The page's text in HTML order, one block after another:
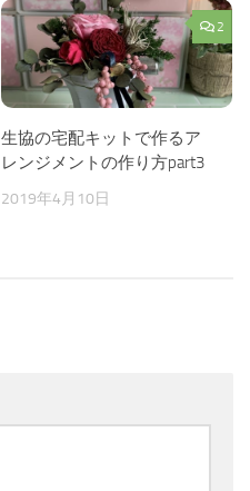
2
生協の宅配キットで作るア
レンジメントの作り方part3
2019年4月10日